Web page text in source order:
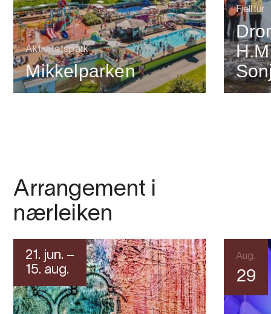
Aktivitetspark
Mikkelparken
Fjelltur
Arrangement i
nærleiken
21. jun. –
15. aug.
Aug.
29